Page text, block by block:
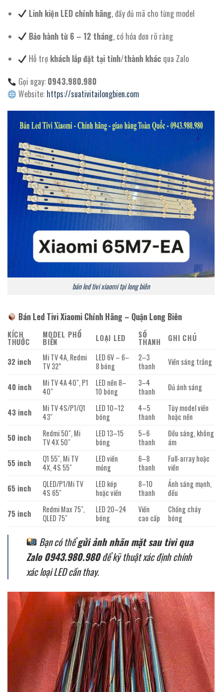
Linh kiện LED chính hãng, đầy đủ mã cho từng model
Bảo hành từ 6 – 12 tháng, có hóa đơn rõ ràng
Hỗ trợ khách lắp đặt tại tỉnh/thành khác qua Zalo
Gọi ngay: 0943.980.980
Website: https://suativitailongbien.com
bán led tivi xiaomi tại long biên
Bán Led Tivi Xiaomi Chính Hãng – Quận Long Biên
KÍCH
THƯỚC
MODEL PHỔ
BIẾN LOẠI LED SỐ
THANH GHI CHÚ
32 inch
Mi TV 4A, Redmi
TV 32”
LED 6V – 6–
8 bóng
2–3
thanh
Viền sáng trắng
40 inch
Mi TV 4A 40″, P1
40″
LED nền 8–
10 bóng
3–4
thanh
Đủ ánh sáng
43 inch
Mi TV 4S/P1/Q1
43″
LED 10–12
bóng
4–5
thanh
Tùy model viền
hoặc nền
50 inch
Redmi 50″, Mi
TV 4X 50″
LED 13–15
bóng
5–6
thanh
Đều sáng, không
ám
55 inch
Q1 55″, Mi TV
4X, 4S 55″
LED viền
mỏng
6–8
thanh
Full-array hoặc
viền
65 inch
QLED/P1/Mi TV
4S 65″
LED kép
hoặc viền
8–10
thanh
Ánh sáng mạnh,
đều
75 inch
Redmi Max 75″,
QLED 75″
LED 20–24
bóng
Viền
cao cấp
Chống cháy
bóng
Bạn có thểgửi ảnh nhãn mặt sau tivi qua
Zalo 0943.980.980để kỹ thuật xác định chính
xác loại LED cần thay.